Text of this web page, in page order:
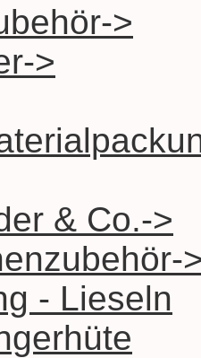
>
>
& Co.->
- Lieseln